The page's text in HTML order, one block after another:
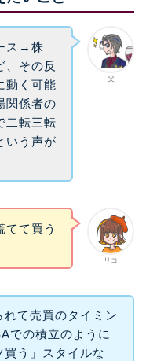
父
ス→株
、その反
動く可能
関係者の
二転三転
いう声が
リコ
てて買う
て売買のタイミン
での積立のように
買う」スタイルな